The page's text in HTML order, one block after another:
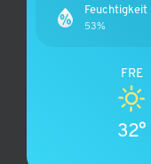
Feuchtigkeit
53%
FRE
32°